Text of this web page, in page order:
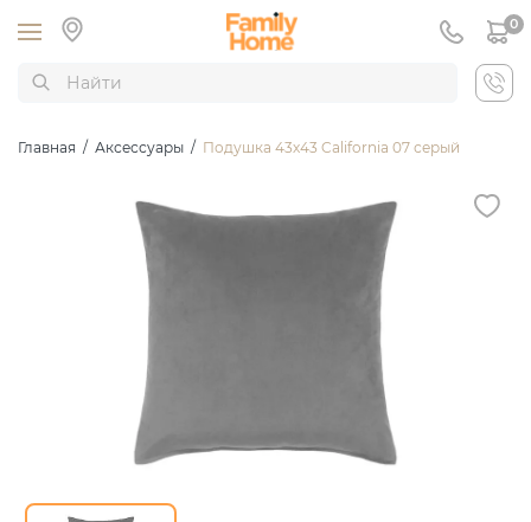
0
Главная / Аксессуары / Подушка 43х43 California 07 серый